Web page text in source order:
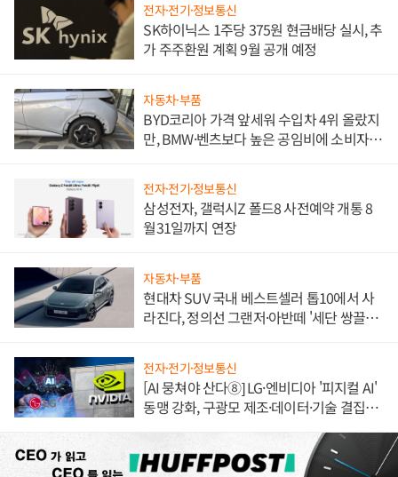
전자·전기·정보통신
SK하이닉스 1주당 375원 현금배당 실시, 추
가 주주환원 계획 9월 공개 예정
자동차·부품
BYD코리아 가격 앞세워 수입차 4위 올랐지
만, BMW·벤츠보다 높은 공임비에 소비자
전자·전기·정보통신
삼성전자, 갤럭시Z 폴드8 사전예약 개통 8
월31일까지 연장
자동차·부품
현대차 SUV 국내 베스트셀러 톱10에서 사
라진다, 정의선 그랜저·아반떼 '세단 쌍끌
전자·전기·정보통신
[AI 뭉쳐야 산다⑧] LG·엔비디아 '피지컬 AI'
동맹 강화, 구광모 제조·데이터·기술 결집